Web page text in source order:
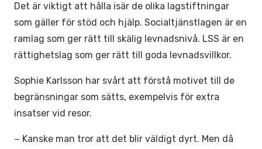
Det är viktigt att hålla isär de olika lagstiftningar
som gäller för stöd och hjälp. Socialtjänstlagen är en
ramlag som ger rätt till skälig levnadsnivå. LSS är en
rättighetslag som ger rätt till goda levnadsvillkor.
Sophie Karlsson har svårt att förstå motivet till de
begränsningar som sätts, exempelvis för extra
insatser vid resor.
− Kanske man tror att det blir väldigt dyrt. Men då